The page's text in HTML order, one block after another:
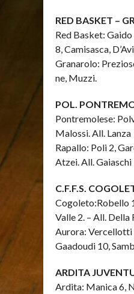
RED BASKET –
Red Basket:
8, Camisasca,
Granarolo:
ne, Muzzi.
POL.
Pontremolese:
Malossi. All. Lanza
Rapallo: Poli 2,
Atzei. All. Gaiaschi
C.F.F.S.
Cogoleto:Robello
Valle 2. – All. Della
Aurora: Vercellotti
Gaadoudi 10,
ARDITA
Ardita: Manica 6,